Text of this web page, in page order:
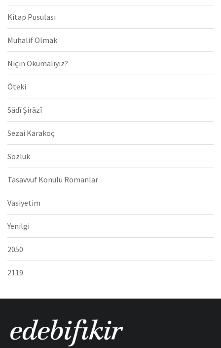
Kitap Pusulası
Muhalif Olmak
Niçin Okumalıyız?
Öteki
Sâdî Şirâzî
Sezai Karakoç
Sözlük
Tasavvuf Konulu Romanlar
Vasiyetim
Yenilgi
2050
2119